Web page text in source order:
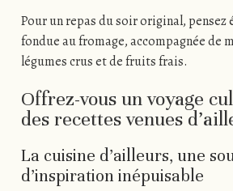
Pour un repas du soir original, pensez
fondue au fromage, accompagnée de
légumes crus et de fruits frais.
Offrez-vous un voyage
des recettes venues
La cuisine d’ailleurs, une
d’inspiration inépuisable